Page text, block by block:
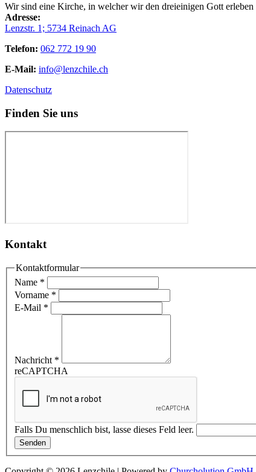
Wir sind eine Kirche, in welcher wir den dreieinigen Gott
Adresse:
Lenzstr. 1; 5734 Reinach AG
Telefon: 062 772 19 90
E-Mail: info@lenzchile.ch
Datenschutz
Finden Sie uns
Kontakt
Kontaktformular
Name *
Vorname *
E-Mail *
Nachricht *
reCAPTCHA
Falls Du menschlich bist, lasse dieses Feld leer.
Senden